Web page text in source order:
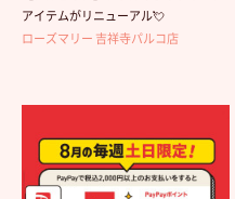
アイテムがリニューアル💘
ローズマリー 吉祥寺パルコ店